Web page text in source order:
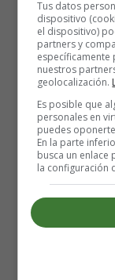
La
Utiliza
para darle un
tomates cherry
cuando se
sandía en
Error: Your
eligibility
Incorpora
Tus datos
dispositivo
el dispositivo)
partners y
nuestros
geolocalización.
Es posible que
personales en
puedes
En la parte
busca un enlace
la configuración